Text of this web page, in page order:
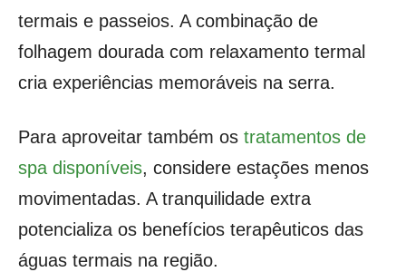
termais e passeios. A combinação de
folhagem dourada com relaxamento termal
cria experiências memoráveis na serra.
Para aproveitar também os tratamentos de
spa disponíveis, considere estações menos
movimentadas. A tranquilidade extra
potencializa os benefícios terapêuticos das
águas termais na região.